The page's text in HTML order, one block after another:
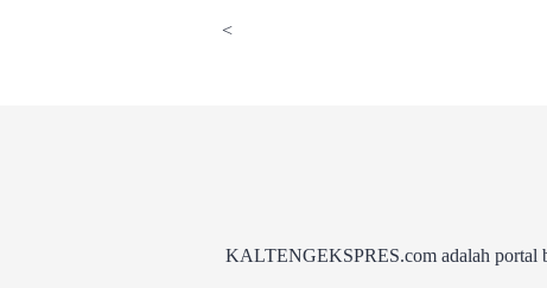
<
KALTENGEKSPRES.com adalah portal